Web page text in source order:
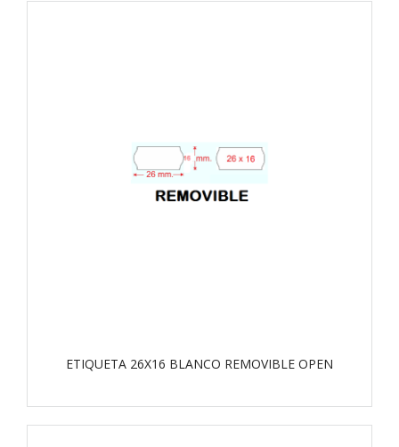
ETIQUETA 26X16 BLANCO REMOVIBLE OPEN